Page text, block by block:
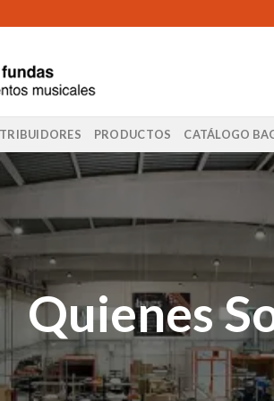
PRODUCTOS CATÁLOGO
Quienes